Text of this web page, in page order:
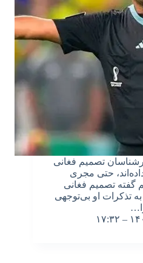
تصمیم فغانی
حتی مجری
گفته تصمیم فغانی
تذکرات او بی‌توجهی